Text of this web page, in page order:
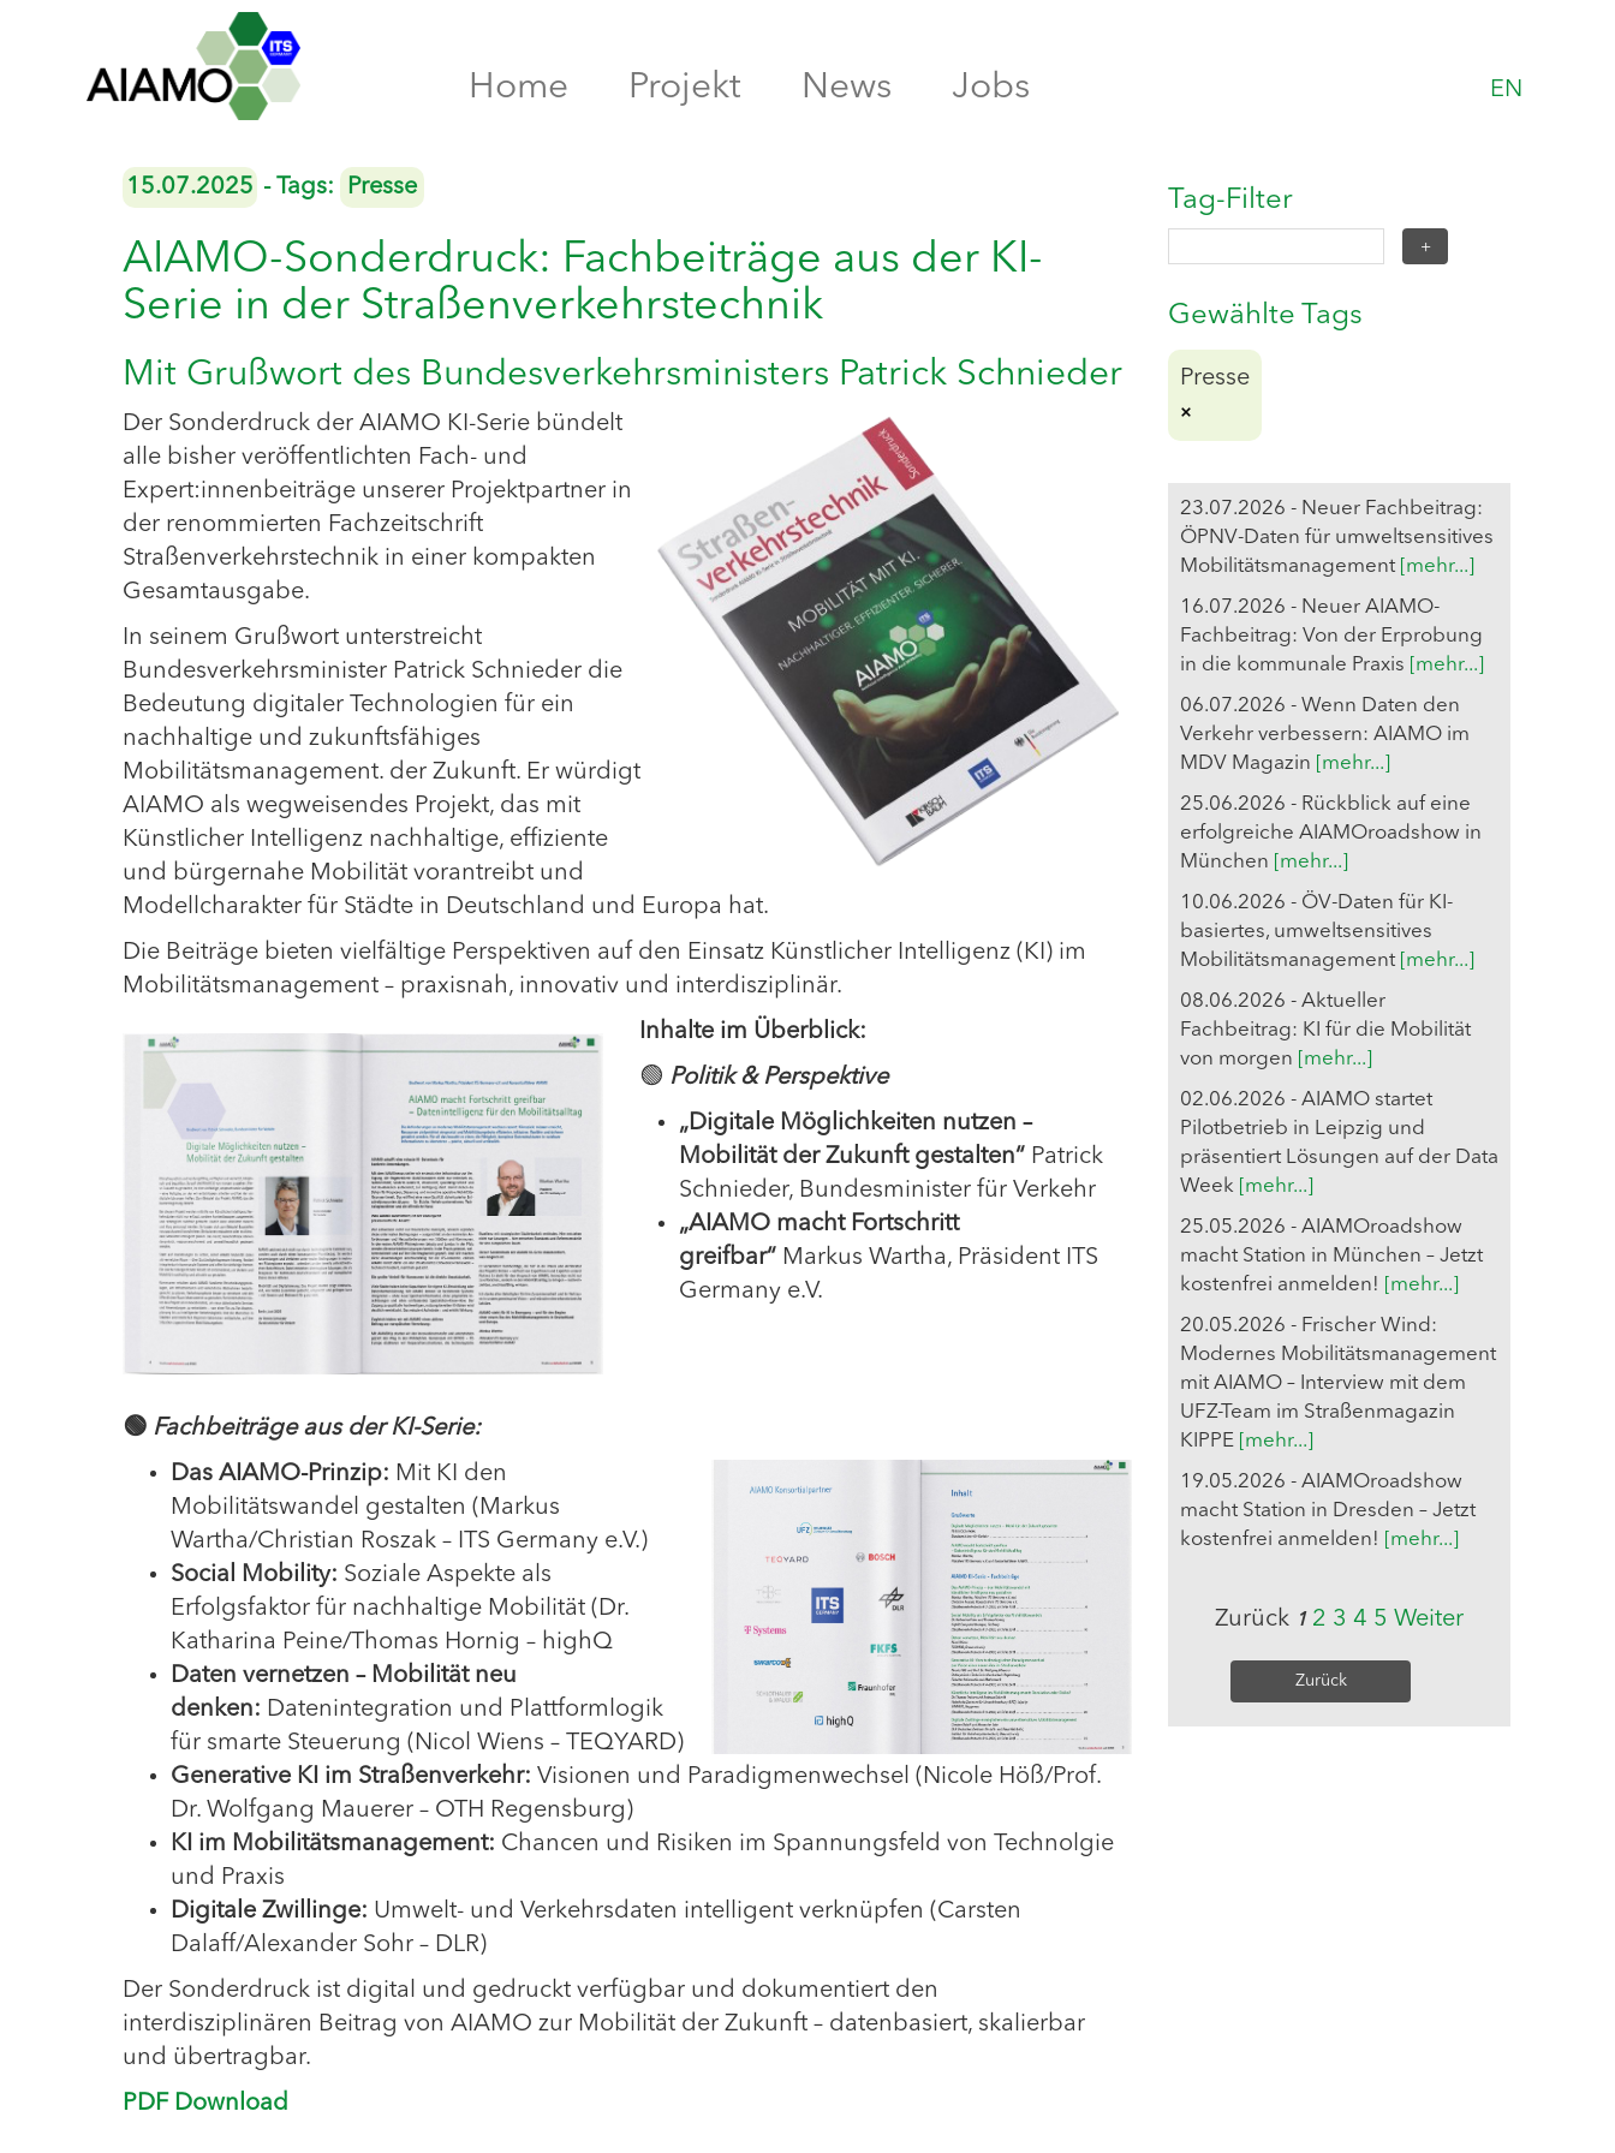
Home Projekt News Jobs EN
15.07.2025 - Tags: Presse
AIAMO-Sonderdruck: Fachbeiträge aus der KI-
Serie in der Straßenverkehrstechnik
Mit Grußwort des Bundesverkehrsministers Patrick Schnieder
Der Sonderdruck der AIAMO KI-Serie bündelt
alle bisher veröffentlichten Fach- und
Expert:innenbeiträge unserer Projektpartner in
der renommierten Fachzeitschrift
Straßenverkehrstechnik in einer kompakten
Gesamtausgabe.
In seinem Grußwort unterstreicht
Bundesverkehrsminister Patrick Schnieder die
Bedeutung digitaler Technologien für ein
nachhaltige und zukunftsfähiges
Mobilitätsmanagement. der Zukunft. Er würdigt
AIAMO als wegweisendes Projekt, das mit
Künstlicher Intelligenz nachhaltige, effiziente
und bürgernahe Mobilität vorantreibt und
Modellcharakter für Städte in Deutschland und Europa hat.
Die Beiträge bieten vielfältige Perspektiven auf den Einsatz Künstlicher Intelligenz (KI) im
Mobilitätsmanagement – praxisnah, innovativ und interdisziplinär.
Inhalte im Überblick:
🟢 Politik & Perspektive
„Digitale Möglichkeiten nutzen –
Mobilität der Zukunft gestalten“ Patrick
Schnieder, Bundesminister für Verkehr
„AIAMO macht Fortschritt
greifbar“ Markus Wartha, Präsident ITS
Germany e.V.
🟢 Fachbeiträge aus der KI-Serie:
Das AIAMO-Prinzip: Mit KI den
Mobilitätswandel gestalten (Markus
Wartha/Christian Roszak – ITS Germany e.V.)
Social Mobility: Soziale Aspekte als
Erfolgsfaktor für nachhaltige Mobilität (Dr.
Katharina Peine/Thomas Hornig – highQ
Daten vernetzen – Mobilität neu
denken: Datenintegration und Plattformlogik
für smarte Steuerung (Nicol Wiens – TEQYARD)
Generative KI im Straßenverkehr: Visionen und Paradigmenwechsel (Nicole Höß/Prof.
Dr. Wolfgang Mauerer – OTH Regensburg)
KI im Mobilitätsmanagement: Chancen und Risiken im Spannungsfeld von Technolgie
und Praxis
Digitale Zwillinge: Umwelt- und Verkehrsdaten intelligent verknüpfen (Carsten
Dalaff/Alexander Sohr – DLR)
Der Sonderdruck ist digital und gedruckt verfügbar und dokumentiert den
interdisziplinären Beitrag von AIAMO zur Mobilität der Zukunft – datenbasiert, skalierbar
und übertragbar.
PDF Download
Tag-Filter
Gewählte Tags
Presse
23.07.2026 - Neuer Fachbeitrag:
ÖPNV-Daten für umweltsensitives
Mobilitätsmanagement [mehr...]
16.07.2026 - Neuer AIAMO-
Fachbeitrag: Von der Erprobung
in die kommunale Praxis
[mehr...]
06.07.2026 - Wenn Daten den
Verkehr verbessern: AIAMO im
MDV Magazin
[mehr...]
25.06.2026 - Rückblick auf eine
erfolgreiche AIAMOroadshow in
München
[mehr...]
10.06.2026 - ÖV-Daten für KI-
basiertes, umweltsensitives
Mobilitätsmanagement [mehr...]
08.06.2026 - Aktueller
Fachbeitrag: KI für die Mobilität
von morgen
[mehr...]
02.06.2026 - AIAMO startet
Pilotbetrieb in Leipzig und
präsentiert Lösungen auf der Data
Week
[mehr...]
25.05.2026 - AIAMOroadshow
macht Station in München – Jetzt
kostenfrei anmelden!
[mehr...]
20.05.2026 - Frischer Wind:
Modernes Mobilitätsmanagement
mit AIAMO – Interview mit dem
UFZ-Team im Straßenmagazin
KIPPE [mehr...]
19.05.2026 - AIAMOroadshow
macht Station in Dresden – Jetzt
kostenfrei anmelden!
[mehr...]
Zurück 1 2 3 4 5 Weiter
Zurück